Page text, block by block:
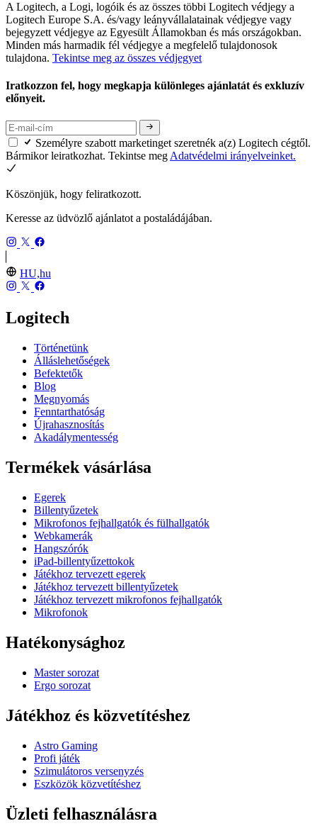
A Logitech, a Logi, logóik és az összes többi Logitech védjegy a
Logitech Europe S.A. és/vagy leányvállalatainak védjegye vagy
bejegyzett védjegye az Egyesült Államokban és más országokban.
Minden más harmadik fél védjegye a megfelelő tulajdonosok
tulajdona. Tekintse meg az összes védjegyet
Iratkozzon fel, hogy megkapja különleges ajánlatát és exkluzív
előnyeit.
Személyre szabott marketinget szeretnék a(z) Logitech cégtől.
Bármikor leiratkozhat. Tekintse meg Adatvédelmi irányelveinket.
Köszönjük, hogy feliratkozott.
Keresse az üdvözlő ajánlatot a postaládájában.
HU,hu
Logitech
Történetünk
Álláslehetőségek
Befektetők
Blog
Megnyomás
Fenntarthatóság
Újrahasznosítás
Akadálymentesség
Termékek vásárlása
Egerek
Billentyűzetek
Mikrofonos fejhallgatók és fülhallgatók
Webkamerák
Hangszórók
iPad-billentyűzettokok
Játékhoz tervezett egerek
Játékhoz tervezett billentyűzetek
Játékhoz tervezett mikrofonos fejhallgatók
Mikrofonok
Hatékonysághoz
Master sorozat
Ergo sorozat
Játékhoz és közvetítéshez
Astro Gaming
Profi játék
Szimulátoros versenyzés
Eszközök közvetítéshez
Üzleti felhasználásra